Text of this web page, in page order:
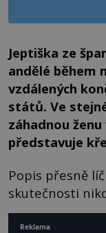
Jeptiška ze
andělé během
vzdálených
států. Ve
záhadnou
představuje
Popis přesně
skutečnosti
Reklama